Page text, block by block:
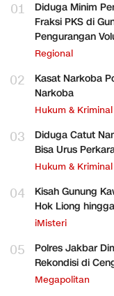
01
Diduga Minim
Fraksi PKS di
Pengurangan
Regional
02
Kasat Narkoba
Narkoba
Hukum & Kriminal
03
Diduga Catut
Bisa Urus
Hukum & Kriminal
04
Kisah Gunung
Hok Liong
iMisteri
05
Polres Jakbar
Rekondisi di
Megapolitan